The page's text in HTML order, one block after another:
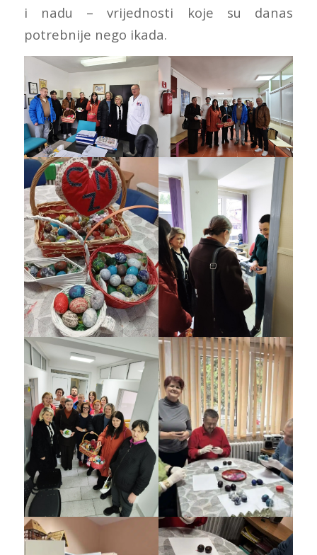
i nadu – vrijednosti koje su danas
potrebnije nego ikada.